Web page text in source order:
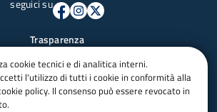
seguici su
Trasparenza
trasparente
Albo pretorio online
Appalti
cookie tecnici e di analitica interni.
l'utilizzo di tutti i cookie in conformità alla
policy. Il consenso può essere revocato in